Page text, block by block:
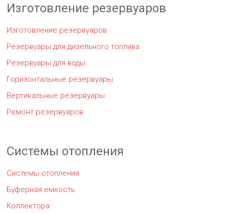
Изготовление резервуаров
Изготовление резервуаров
Резервуары для дизельного топлива
Резервуары для воды
Горизонтальные резервуары
Вертикальные резервуары
Ремонт резервуаров
Системы отопления
Системы отопления
Буферная емкость
Коллектора